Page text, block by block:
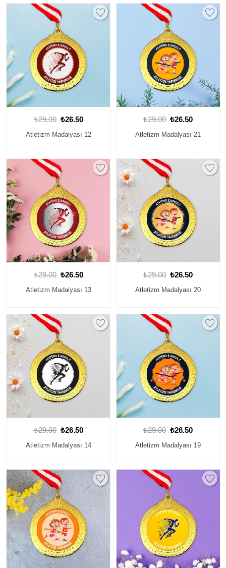
₺29.00 ₺26.50
Atletizm Madalyası 12
₺29.00 ₺26.50
Atletizm Madalyası 21
₺29.00 ₺26.50
Atletizm Madalyası 13
₺29.00 ₺26.50
Atletizm Madalyası 20
₺29.00 ₺26.50
Atletizm Madalyası 14
₺29.00 ₺26.50
Atletizm Madalyası 19